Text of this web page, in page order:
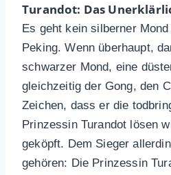
Turandot: Das
Es geht kein silberner
Peking. Wenn überhaupt,
schwarzer Mond, eine
gleichzeitig der Gong, den
Zeichen, dass er die
Prinzessin Turandot lösen
geköpft. Dem Sieger
gehören: Die Prinzessin